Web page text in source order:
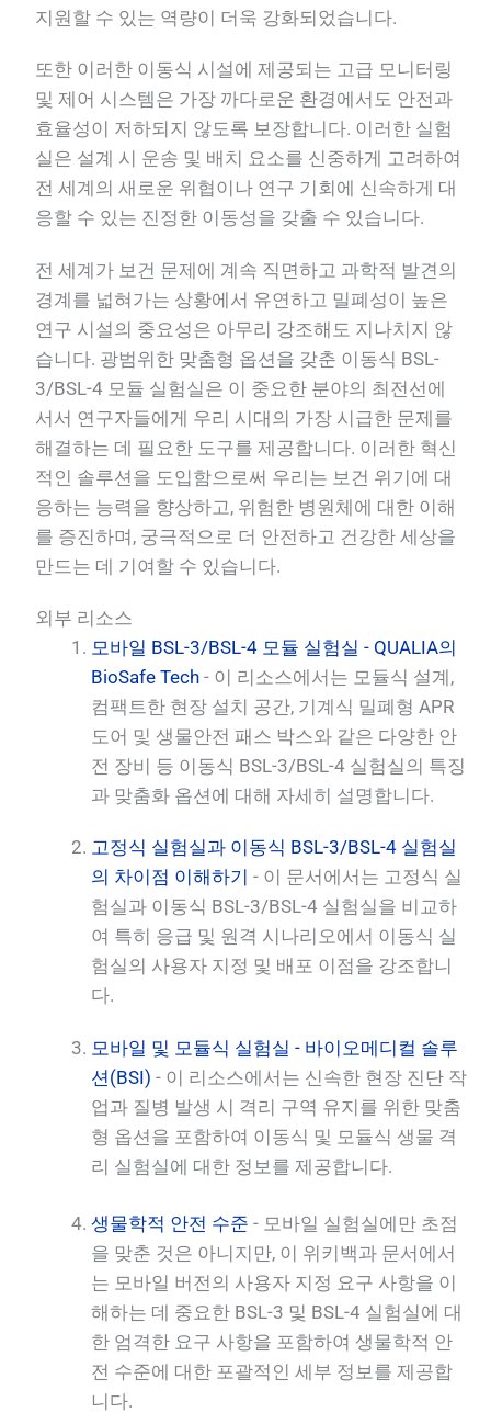
지원할 수 있는 역량이 더욱 강화되었습니다.
또한 이러한 이동식 시설에 제공되는 고급 모니터링
및 제어 시스템은 가장 까다로운 환경에서도 안전과
효율성이 저하되지 않도록 보장합니다. 이러한 실험
실은 설계 시 운송 및 배치 요소를 신중하게 고려하여
전 세계의 새로운 위협이나 연구 기회에 신속하게 대
응할 수 있는 진정한 이동성을 갖출 수 있습니다.
전 세계가 보건 문제에 계속 직면하고 과학적 발견의
경계를 넓혀가는 상황에서 유연하고 밀폐성이 높은
연구 시설의 중요성은 아무리 강조해도 지나치지 않
습니다. 광범위한 맞춤형 옵션을 갖춘 이동식 BSL-
3/BSL-4 모듈 실험실은 이 중요한 분야의 최전선에
서서 연구자들에게 우리 시대의 가장 시급한 문제를
해결하는 데 필요한 도구를 제공합니다. 이러한 혁신
적인 솔루션을 도입함으로써 우리는 보건 위기에 대
응하는 능력을 향상하고, 위험한 병원체에 대한 이해
를 증진하며, 궁극적으로 더 안전하고 건강한 세상을
만드는 데 기여할 수 있습니다.
외부 리소스
모바일 BSL-3/BSL-4 모듈 실험실 - QUALIA의
BioSafe Tech - 이 리소스에서는 모듈식 설계,
컴팩트한 현장 설치 공간, 기계식 밀폐형 APR
도어 및 생물안전 패스 박스와 같은 다양한 안
전 장비 등 이동식 BSL-3/BSL-4 실험실의 특징
과 맞춤화 옵션에 대해 자세히 설명합니다.
고정식 실험실과 이동식 BSL-3/BSL-4 실험실
의 차이점 이해하기 - 이 문서에서는 고정식 실
험실과 이동식 BSL-3/BSL-4 실험실을 비교하
여 특히 응급 및 원격 시나리오에서 이동식 실
험실의 사용자 지정 및 배포 이점을 강조합니
다.
모바일 및 모듈식 실험실 - 바이오메디컬 솔루
션(BSI) - 이 리소스에서는 신속한 현장 진단 작
업과 질병 발생 시 격리 구역 유지를 위한 맞춤
형 옵션을 포함하여 이동식 및 모듈식 생물 격
리 실험실에 대한 정보를 제공합니다.
생물학적 안전 수준 - 모바일 실험실에만 초점
을 맞춘 것은 아니지만, 이 위키백과 문서에서
는 모바일 버전의 사용자 지정 요구 사항을 이
해하는 데 중요한 BSL-3 및 BSL-4 실험실에 대
한 엄격한 요구 사항을 포함하여 생물학적 안
전 수준에 대한 포괄적인 세부 정보를 제공합
니다.